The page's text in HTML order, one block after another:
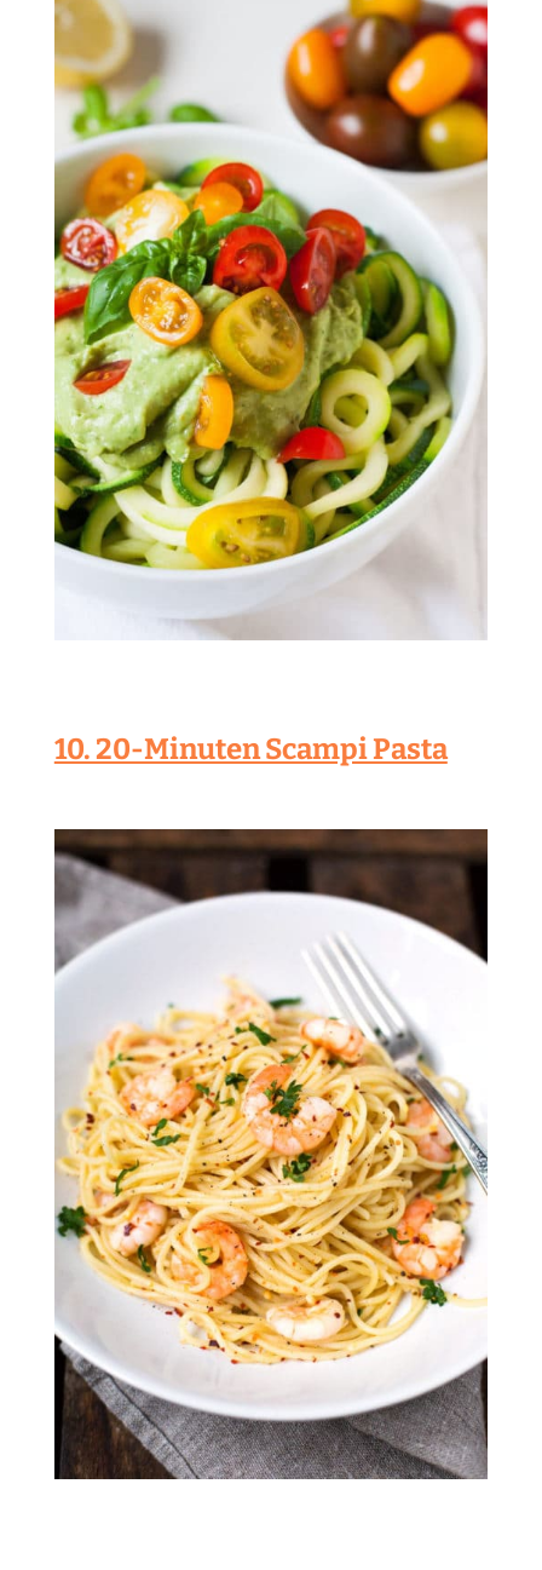
10. 20-Minuten Scampi Pasta